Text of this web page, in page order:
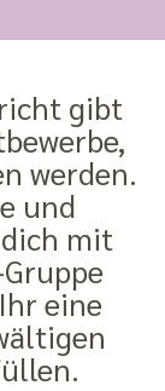
gibt
werden.
und
mit
eine